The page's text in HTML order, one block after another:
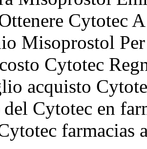
Cytotec
Misoprostol
Cytotec
acquisto
Cytotec en
farmacias